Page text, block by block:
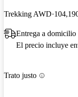
Trekking AWD
Entrega a
El precio incluye
Trato justo